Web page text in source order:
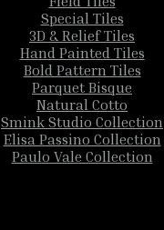
Special Tiles
3D & Relief Tiles
Hand Painted Tiles
Bold Pattern Tiles
Parquet Bisque
Natural Cotto
Smink Studio Collection
Elisa Passino Collection
Paulo Vale Collection